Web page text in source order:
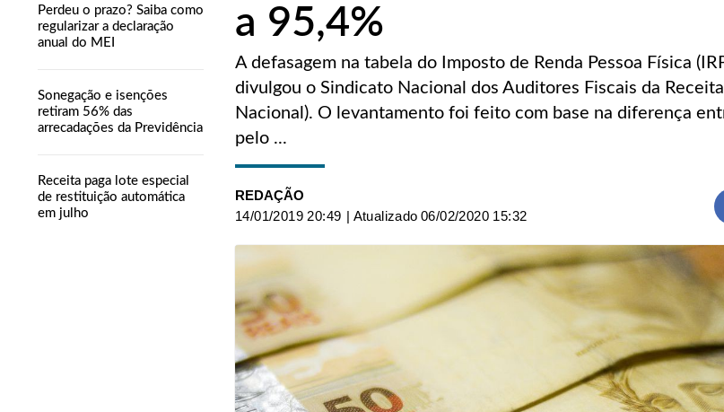
Perdeu o prazo? Saiba como
regularizar a declaração
anual do MEI
Sonegação e isenções
retiram 56% das
arrecadações da Previdência
Receita paga lote especial
de restituição automática
em julho
a 95,4%
A defasagem na tabela do Imposto de Renda Pessoa Física
divulgou o Sindicato Nacional dos Auditores Fiscais da
Nacional). O levantamento foi feito com base na diferença
pelo ...
REDAÇÃO
14/01/2019 20:49 | Atualizado 06/02/2020 15:32